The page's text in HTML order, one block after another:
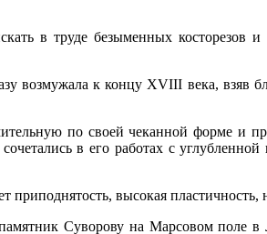
в труде безыменных косторезов
возмужала к концу XVIII века, взяв
по своей чеканной форме и
в его работах с
приподнятость, высокая
Суворову на Марсовом поле в